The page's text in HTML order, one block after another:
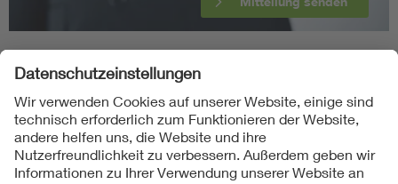
Folgen Sie uns